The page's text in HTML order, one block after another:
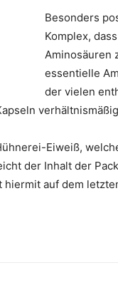
Besonders
Komplex,
Aminosäuren
essentielle
der vielen
Eiweiß,
der Inhalt der
hiermit auf dem